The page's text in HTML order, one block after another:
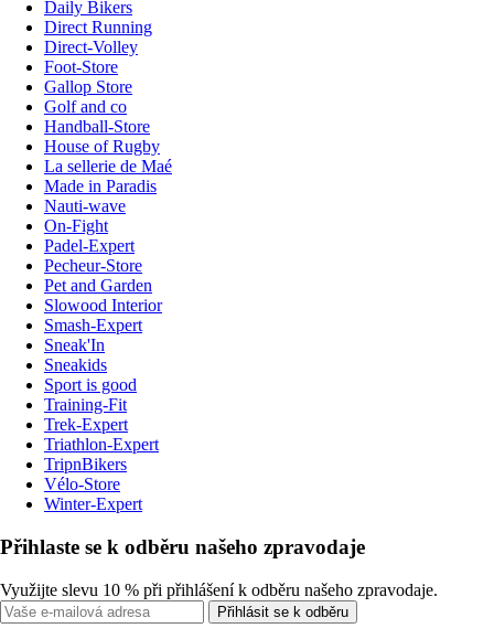
Daily Bikers
Direct Running
Direct-Volley
Foot-Store
Gallop Store
Golf and co
Handball-Store
House of Rugby
La sellerie de Maé
Made in Paradis
Nauti-wave
On-Fight
Padel-Expert
Pecheur-Store
Pet and Garden
Slowood Interior
Smash-Expert
Sneak'In
Sneakids
Sport is good
Training-Fit
Trek-Expert
Triathlon-Expert
TripnBikers
Vélo-Store
Winter-Expert
Přihlaste se k odběru našeho zpravodaje
Využijte slevu 10 % při přihlášení k odběru našeho zpravodaje.
Přihlásit se k odběru